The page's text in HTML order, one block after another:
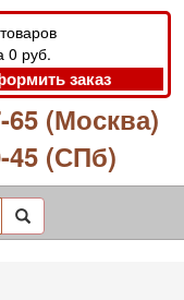
товаров
0 руб.
заказ
65 (Москва)
45 (СПб)